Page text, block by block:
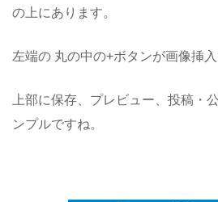
の上にあります。
左端の 丸の中の+ボタンが画像挿入
上部に保存、プレビュー、投稿・
ンプルですね。